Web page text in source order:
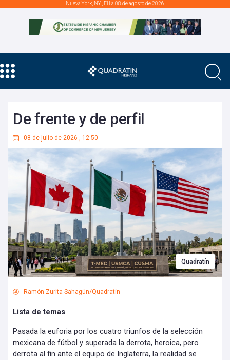
Nueva York, NY., EU a 08 de agosto de 2026
De frente y de perfil
08 de julio de 2026 , 12:50
Quadratín
Ramón Zurita Sahagún/Quadratín
Lista de temas
Pasada la euforia por los cuatro triunfos de la selección
mexicana de fútbol y superada la derrota, heroica, pero
derrota al fin ante el equipo de Inglaterra, la realidad se